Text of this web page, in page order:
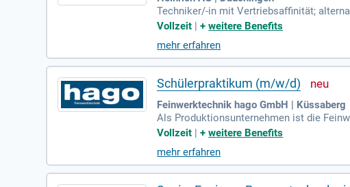
Techniker/-in mit Vertriebsaffinität;
metallverarbeitenden Industrie
Vollzeit |+weitere Benefits
mehr erfahren
Schülerpraktikum (m/w/d)
Feinwerktechnik hago GmbH | Küssaberg
Als Produktionsunternehmen ist die
nster Stanz- und Lasertechnik spezialisiert.
Vollzeit |+weitere Benefits
mehr erfahren